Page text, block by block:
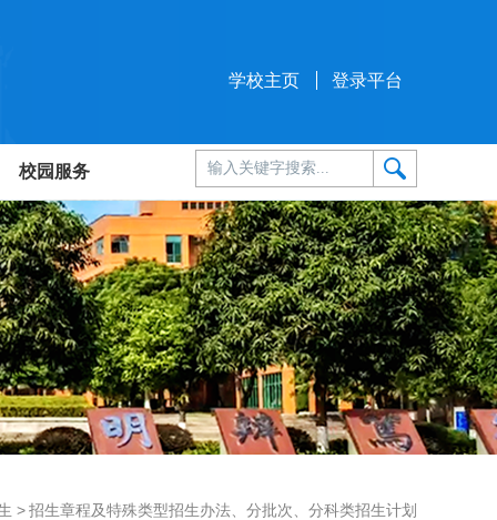
学校主页 登录平台
校园服务
> 招生章程及特殊类型招生办法、分批次、分科类招生计划